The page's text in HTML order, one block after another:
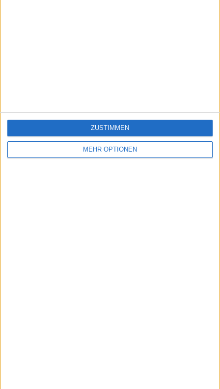
MEHR OPTIONEN
ZUSTIMMEN